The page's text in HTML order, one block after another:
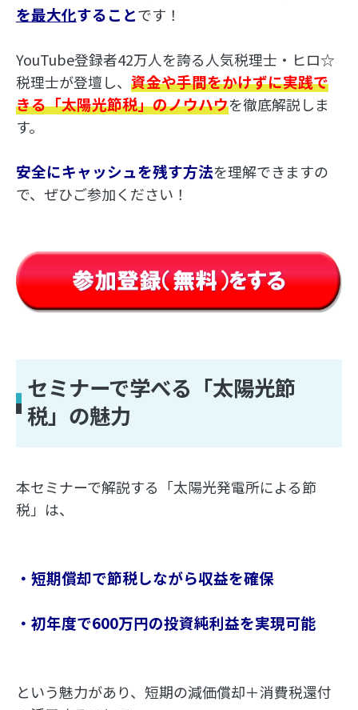
を最大化することです！
YouTube登録者42万人を誇る人気税理士・ヒロ☆
税理士が登壇し、 資金や手間をかけずに実践で
きる「太陽光節税」のノウハウを徹底解説しま
す。
安全にキャッシュを残す方法を理解できますの
で、ぜひご参加ください！
セミナーで学べる「太陽光節
税」の魅力
本セミナーで解説する「太陽光発電所による節
税」は、
・短期償却で節税しながら収益を確保
・初年度で600万円の投資純利益を実現可能
という魅力があり、短期の減価償却＋消費税還付